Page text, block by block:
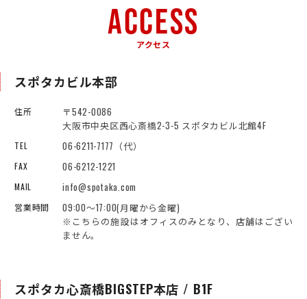
ACCESS
アクセス
スポタカビル本部
住所
〒542-0086
大阪市中央区西心斎橋2-3-5 スポタカビル北館4F
TEL 06-6211-7177（代）
FAX 06-6212-1221
MAIL info@spotaka.com
営業時間
09:00～17:00(月曜から金曜)
※こちらの施設はオフィスのみとなり、店舗はござい
ません。
スポタカ心斎橋BIGSTEP本店 / B1F